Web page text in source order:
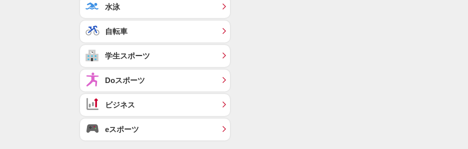
水泳
自転車
学生スポーツ
Doスポーツ
ビジネス
eスポーツ